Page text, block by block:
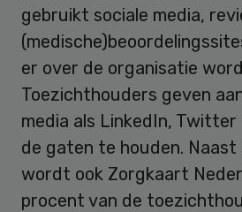
gebruikt sociale media,
er over de organisatie
Toezichthouders geven
media als LinkedIn, Twitter
de gaten te houden. Naast
wordt ook Zorgkaart
procent van de